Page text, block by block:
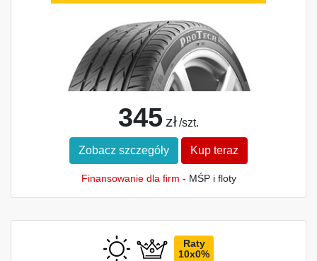
345 zł /szt.
Zobacz szczegóły Kup teraz
Finansowanie dla firm - MŚP i floty
Raty
10x0%